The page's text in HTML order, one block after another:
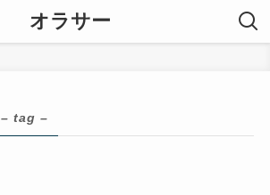
オラサー
– tag –